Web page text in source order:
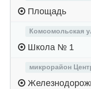
Площадь
Комсомольская
Школа № 1
микрорайон